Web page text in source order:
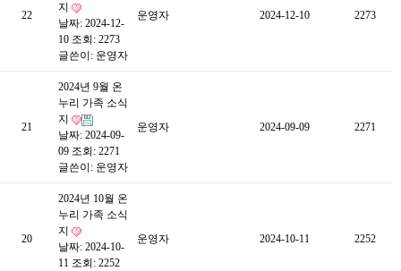
22
지
날짜: 2024-12-
10 조회: 2273
글쓴이: 운영자
운영자 2024-12-10 2273
21
2024년 9월 온
누리 가족 소식
지
날짜: 2024-09-
09 조회: 2271
글쓴이: 운영자
운영자 2024-09-09 2271
20
2024년 10월 온
누리 가족 소식
지
날짜: 2024-10-
11 조회: 2252
운영자 2024-10-11 2252